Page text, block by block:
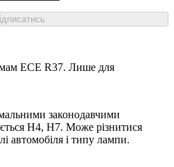
ECE R37. Лише для
законодавчими
H4, H7. Може різнитися
автомобіля і типу лампи.